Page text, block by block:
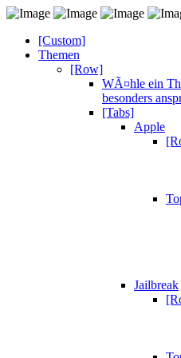
[Custom]
Themen
[Row]
WÃ¤hle ein
besonders
[Tabs]
Apple
Jailbreak